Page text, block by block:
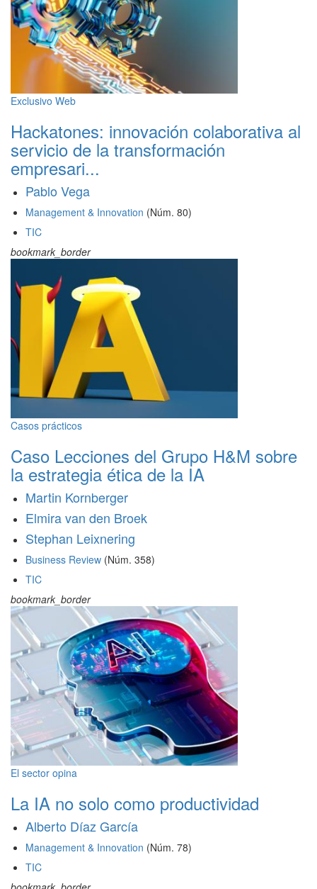
Exclusivo Web
Hackatones: innovación colaborativa al
servicio de la transformación
empresari...
Pablo Vega
Management & Innovation (Núm. 80)
TIC
bookmark_border
Casos prácticos
Caso Lecciones del Grupo H&M sobre
la estrategia ética de la IA
Martin Kornberger
Elmira van den Broek
Stephan Leixnering
Business Review (Núm. 358)
TIC
bookmark_border
El sector opina
La IA no solo como productividad
Alberto Díaz García
Management & Innovation (Núm. 78)
TIC